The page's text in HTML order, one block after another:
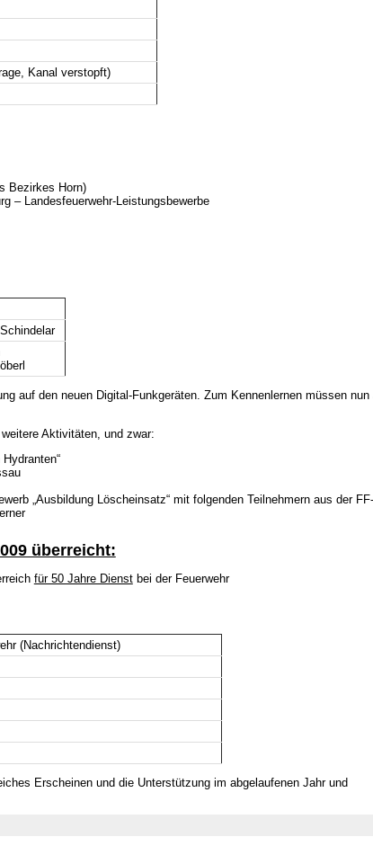
Kanal verstopft)
Bezirkes Horn)
– Landesfeuerwehr-Leistungsbewerbe
auf den neuen Digital-Funkgeräten. Zum Kennenlernen müssen nun
Aktivitäten, und zwar:
„Ausbildung Löscheinsatz“ mit folgenden Teilnehmern aus der FF-
überreicht:
für 50 Jahre Dienstbei der Feuerwehr
(Nachrichtendienst)
Erscheinen und die Unterstützung im abgelaufenen Jahr und